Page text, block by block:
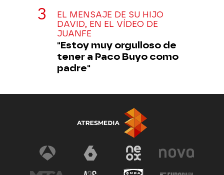
EL MENSAJE DE SU HIJO
DAVID, EN EL VÍDEO DE
JUANFE
"Estoy muy orgulloso de
tener a Paco Buyo como
padre"